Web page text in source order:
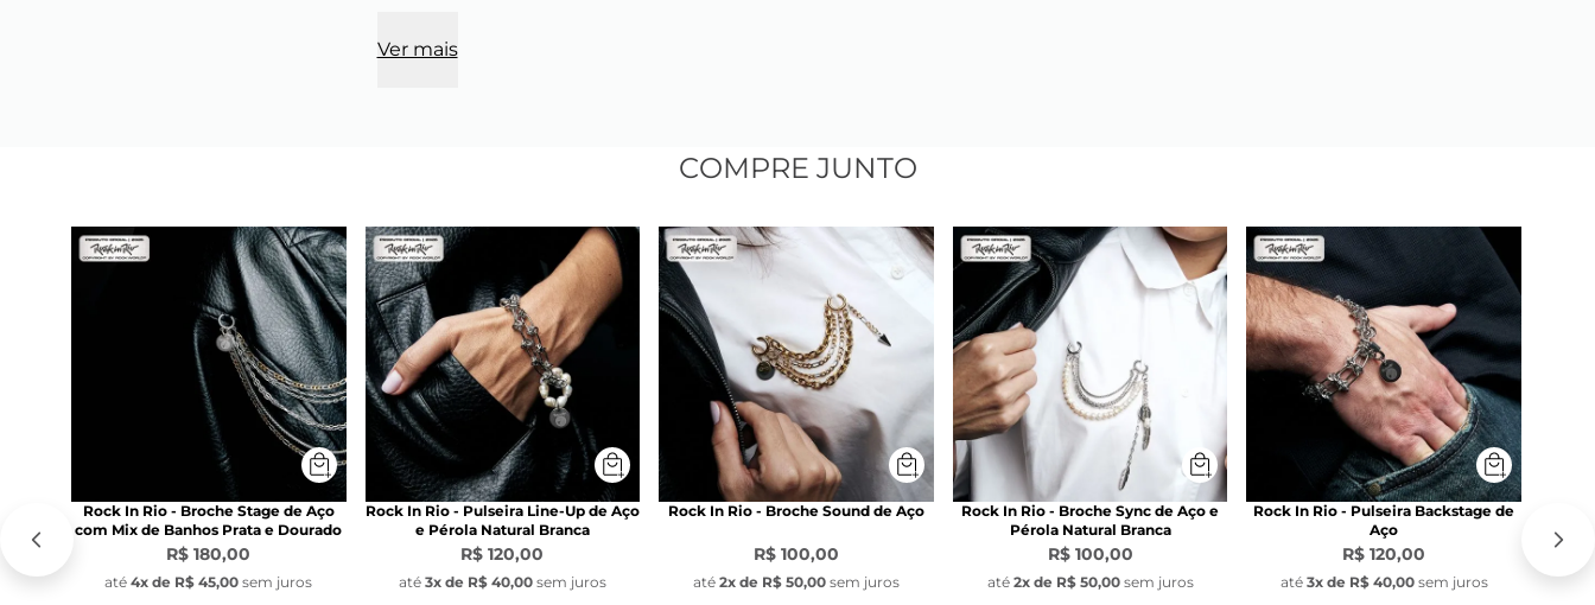
P/M: 110 cm de comprimento
Grumet, Belcher e Oval
Largura dos elos: 7 mm a 10 mm
Fecho: Mosquetão de pressão
Material:
Aço inoxidável
Pingentes:
Estrelas: 2 cm x 18 mm x 1 mm
Alfinete: 6 cm x 4 mm
Caveira:
2 cm x 10 mm
Pingente Rock In Rio:
Diâmetro: 15 mm
Pérolas Naturais Brancas:
Largura: 6 mm
Ver mais
COMPRE JUNTO
Rock In Rio - Broche Stage de Aço
com Mix de Banhos Prata e Dourado
R$ 180,00
até 4x de R$ 45,00 sem juros
Rock In Rio - Pulseira Line-Up de Aço
e Pérola Natural Branca
R$ 120,00
até 3x de R$ 40,00 sem juros
Rock In Rio - Broche Sound de Aço
R$ 100,00
até 2x de R$ 50,00 sem juros
Rock In Rio - Broche Sync de Aço e
Pérola Natural Branca
R$ 100,00
até 2x de R$ 50,00 sem juros
Rock In Rio - Pulseira Backstage de
Aço
R$ 120,00
até 3x de R$ 40,00 sem juros